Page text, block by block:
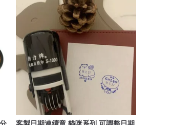
客製日期連續章 貓咪系列 可調整日期